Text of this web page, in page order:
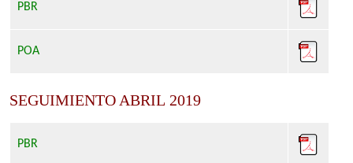
PBR
POA
SEGUIMIENTO ABRIL 2019
PBR